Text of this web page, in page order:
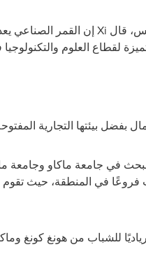
قال Xiإن القمر الصناعي
لقطاع العلوم
بفضل بيئتها التجارية
في جامعة ماكاو وجامعة
في المنطقة، حيث تقوم